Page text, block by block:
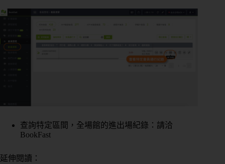
查詢特定區間，全場館的進出場紀錄：請洽
BookFast
延伸閱讀：